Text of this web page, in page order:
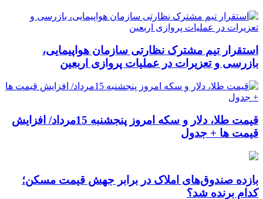
استقرار تیم مشترک نظارتی سازمان هواپیمایی،
بازرسی و تعزیرات در عملیات پروازی اربعین
قیمت طلا، دلار و سکه امروز پنجشنبه 15مرداد/ افزایش
قیمت ها + جدول
بازده صندوق‌های املاک در برابر جهش قیمت مسکن؛
کدام برنده شد؟